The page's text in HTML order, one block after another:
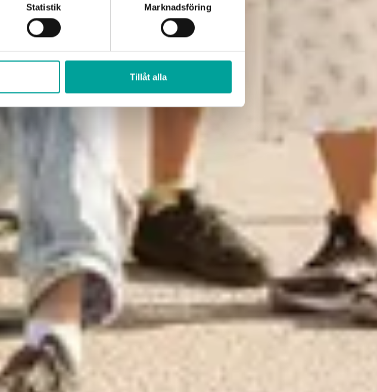
Statistik Marknadsföring
Tillåt alla